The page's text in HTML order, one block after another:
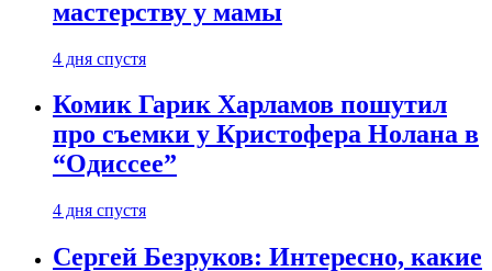
мастерству у мамы
4 дня спустя
Комик Гарик Харламов пошутил
про съемки у Кристофера Нолана в
“Одиссее”
4 дня спустя
Сергей Безруков: Интересно, какие